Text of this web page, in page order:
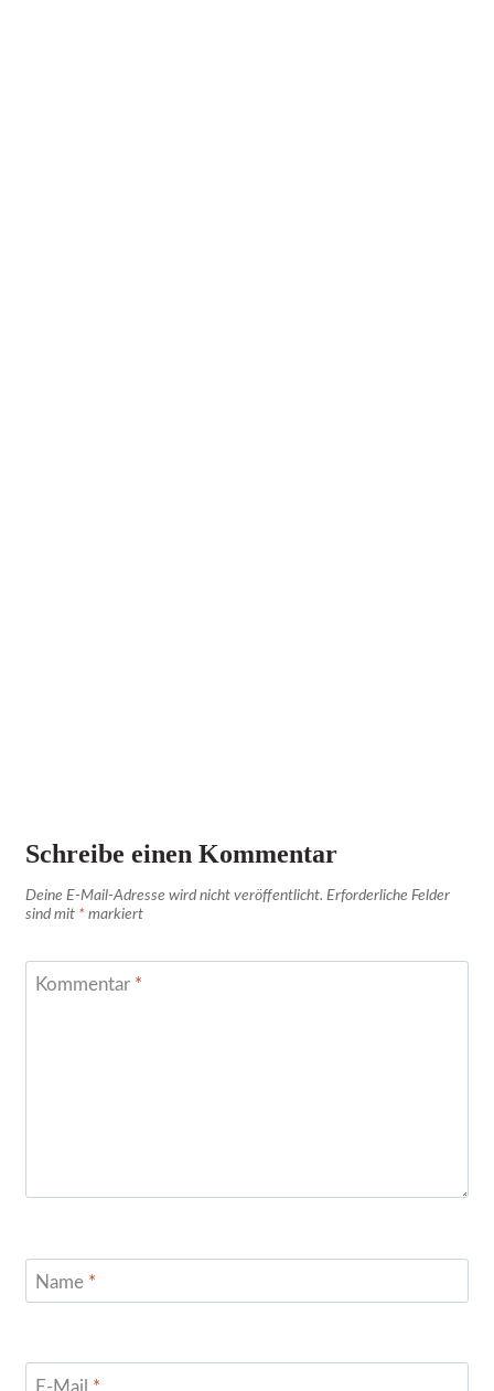
Schreibe einen Kommentar
Deine E-Mail-Adresse wird nicht veröffentlicht. Erforderliche Felder
sind mit * markiert
Kommentar *
Name *
E-Mail *